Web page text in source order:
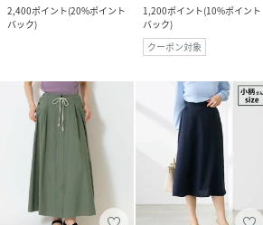
2,400ポイント(20%ポイント
バック)
1,200ポイント(10%ポイント
バック)
クーポン対象